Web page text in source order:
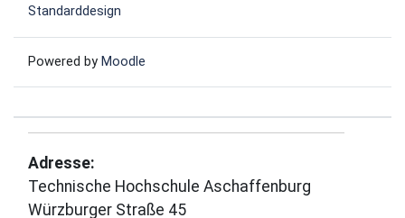
Standarddesign
Powered by Moodle
Adresse:
Technische Hochschule Aschaffenburg
Würzburger Straße 45